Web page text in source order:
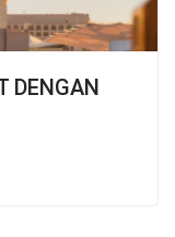
DENGAN